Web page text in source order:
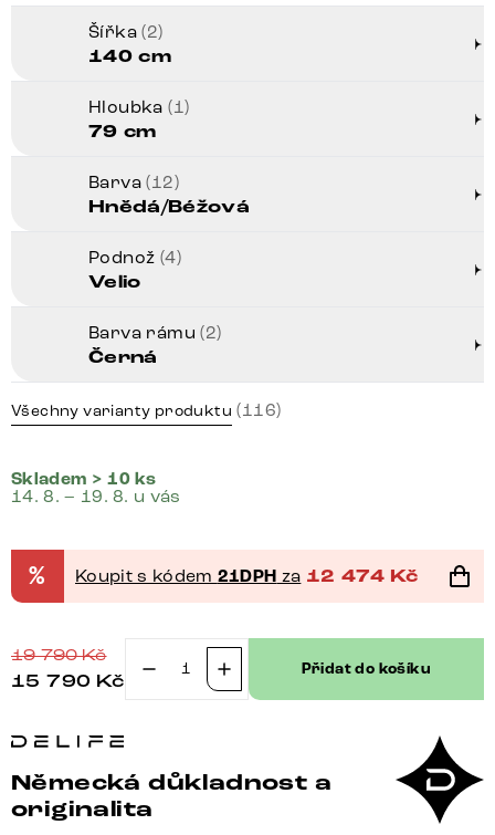
Šířka(2)
140 cm
Hloubka(1)
79 cm
Barva(12)
Hnědá/Béžová
Podnož (4)
Velio
Barva rámu(2)
Černá
Všechny varianty produktu (116)
Skladem > 10 ks
14. 8. – 19. 8. u vás
% Koupit s kódem 21DPH za 12 474 Kč
19 790Kč
15 790 Kč
Konzolový
tvar
140×40
Přidat do košíku
Německá důkladnost a
originalita